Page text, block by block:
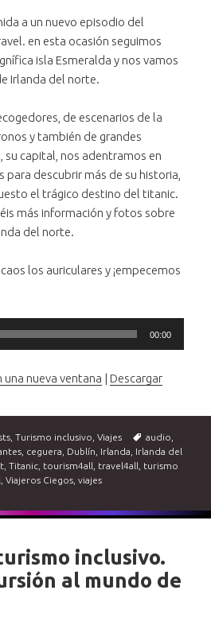
a un nuevo episodio del
en esta ocasión seguimos
isla Esmeralda y nos vamos
Irlanda del norte.
de escenarios de la
y también de grandes
su capital, nos adentramos en
para descubrir más de su historia,
el trágico destino del titanic.
más información y fotos sobre
del norte.
los auriculares y ¡empecemos
00:00
una nueva ventana | Descargar
,Turismo inclusivo ,Viajes Etiquetas
audio
ceguera Dublín Irlanda
Irlanda del
,Titanic tourism4all travel4all
turismo
,Viajeros Ciegos ,viajes
inclusivo.
al mundo de